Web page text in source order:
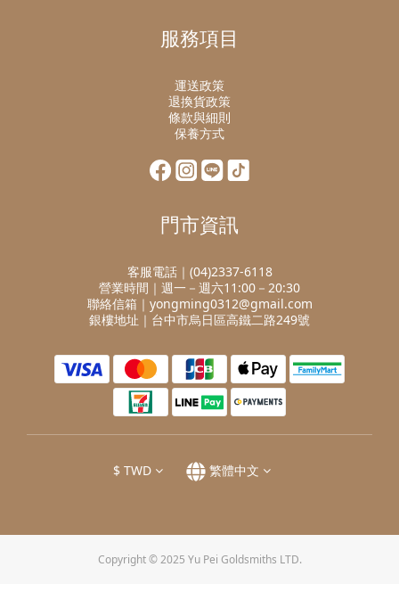
服務項目
運送政策
退換貨政策
條款與細則
保養方式
門市資訊
客服電話｜(04)2337-6118
營業時間｜週一－週六11:00－20:30
聯絡信箱｜yongming0312@gmail.com
銀樓地址｜台中市烏日區高鐵二路249號
$ TWD 繁體中文
Copyright © 2025 Yu Pei Goldsmiths LTD.